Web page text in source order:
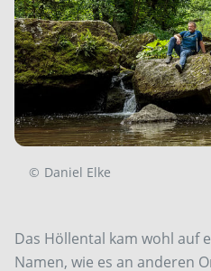
© Daniel Elke
Das Höllental kam wohl auf
Namen, wie es an anderen